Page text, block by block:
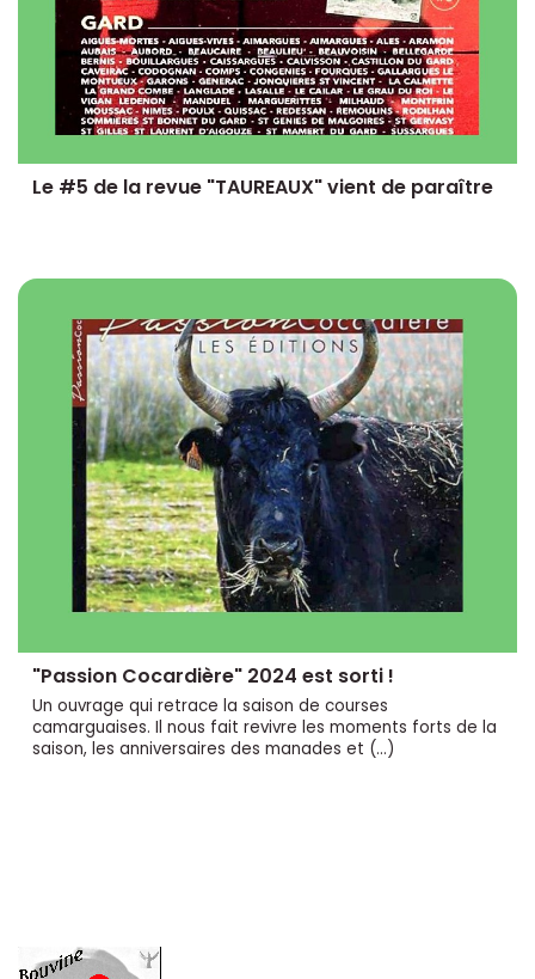
Le #5 de la revue "TAUREAUX" vient de paraître
"Passion Cocardière" 2024 est sorti !
Un ouvrage qui retrace la saison de courses
camarguaises. Il nous fait revivre les moments forts de la
saison, les anniversaires des manades et (…)